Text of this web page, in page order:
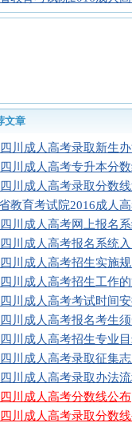
文章
川成人高考录取新生
川成人高考专升本分
川成人高考录取分数
教育考试院2016成人
川成人高考网上报名
川成人高考报名系统入
川成人高考招生实施
川成人高考招生工作
川成人高考考试时间
川成人高考报名考生
川成人高考招生专业
川成人高考录取征集
川成人高考录取办法
川成人高考分数线公布
川成人高考录取分数